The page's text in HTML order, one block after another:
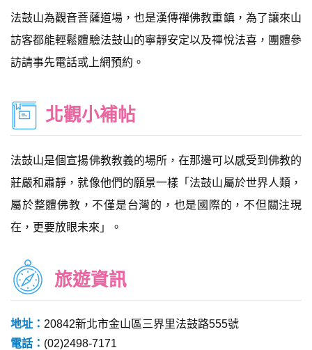
法鼓山為觀音菩薩道場，也是漢傳禪佛教重鎮，為了讓來山
訪客都能輕鬆體驗法鼓山的寧靜安定以及禪悅法喜，團體參
訪請事先電話或上網預約。
北觀小補帖
法鼓山是個宣揚佛教教義的場所，在那邊可以感受到佛教的
莊嚴和肅靜，就像他們的願景一樣「法鼓山屬於世界人類，
屬於整體佛教，不僅是台灣的，也是國際的，不但關注現
在，更要放眼未來」。
旅遊資訊
地址： 20842新北市金山區三界里法鼓路555號
電話： (02)2498-7171